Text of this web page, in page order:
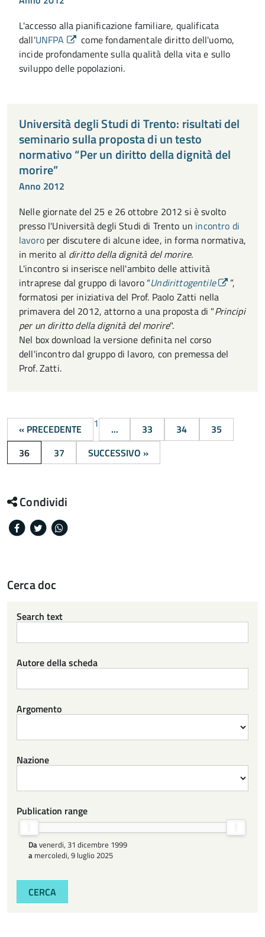
L'accesso alla pianificazione familiare, qualificata
dall'UNFPA
come fondamentale diritto dell'uomo,
incide profondamente sulla qualità della vita e sullo
sviluppo delle popolazioni.
Università degli Studi di Trento: risultati del
seminario sulla proposta di un testo
normativo “Per un diritto della dignità del
morire”
Anno 2012
Nelle giornate del 25 e 26 ottobre 2012 si è svolto
presso l'Università degli Studi di Trento un incontro di
lavoroper discutere di alcune idee, in forma normativa,
in merito al diritto della dignità del morire.
L'incontro si inserisce nell'ambito delle attività
intraprese dal gruppo di lavoro “Undirittogentile
”,
formatosi per iniziativa del Prof. Paolo Zatti nella
primavera del 2012, attorno a una proposta di "Principi
per un diritto della dignità del morire".
Nel box download la versione definita nel corso
dell'incontro dal gruppo di lavoro, con premessa del
Prof. Zatti.
« PRECEDENTE 1 ... 33 34
35
36
37 SUCCESSIVO »
Condividi
Facebook
Twitter
Cerca doc
Search text
Autore della scheda
Argomento
Nazione
Publication range
Davenerdi, 31 dicembre 1999
a mercoledi, 9 luglio 2025
CERCA